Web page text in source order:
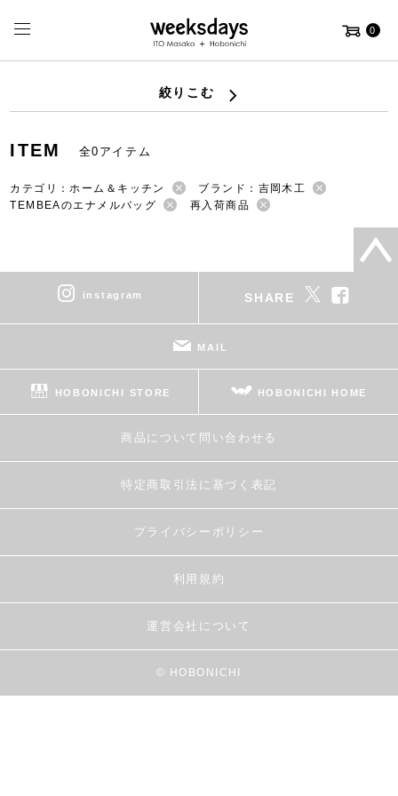
0
絞りこむ
ITEM 全0アイテム
カテゴリ：ホーム＆キッチン
ブランド：吉岡木工
TEMBEAのエナメルバッグ
再入荷商品
instagram SHARE
MAIL
HOBONICHI STORE HOBONICHI HOME
商品について問い合わせる
特定商取引法に基づく表記
プライバシーポリシー
利用規約
運営会社について
© HOBONICHI